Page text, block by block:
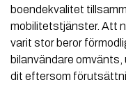
boendekvalitet
mobilitetstjänster. Att
varit stor beror
bilanvändare
dit eftersom